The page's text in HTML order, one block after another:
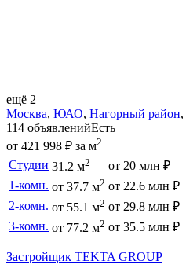
ещё 2
Москва, ЮАО, Нагорный район,
114 объявленийЕсть
от 421 998 ₽ за м2
Студии 31.2 м2
от 20 млн ₽
1-комн. от 37.7 м2 от 22.6 млн ₽
2-комн. от 55.1 м2 от 29.8 млн ₽
3-комн. от 77.2 м2 от 35.5 млн ₽
Застройщик TEKTA GROUP